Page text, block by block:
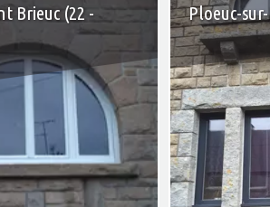
Brieuc (22 -
Ploeuc-